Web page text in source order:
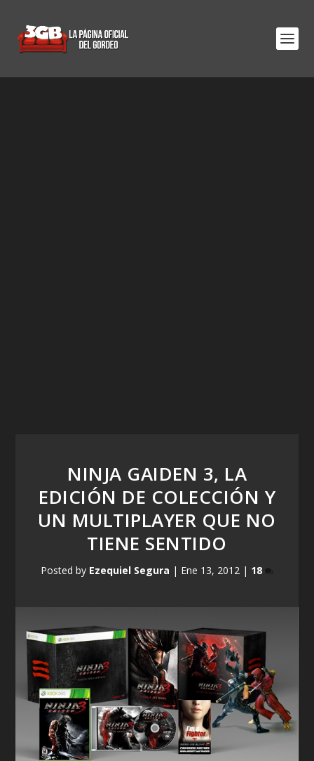
NINJA GAIDEN 3, LA
EDICIÓN DE COLECCIÓN Y
UN MULTIPLAYER QUE NO
TIENE SENTIDO
Posted by Ezequiel Segura | Ene 13, 2012 | 18